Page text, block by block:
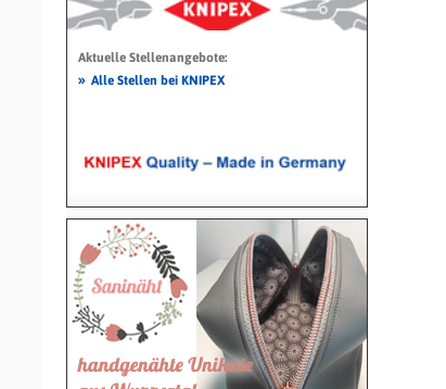
Aktuelle Stellenangebote:
» Alle Stellen bei KNIPEX